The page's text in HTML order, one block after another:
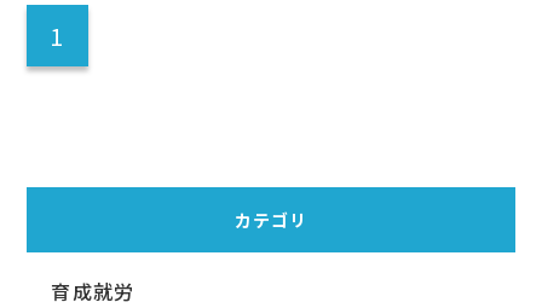
1
カテゴリ
育成就労